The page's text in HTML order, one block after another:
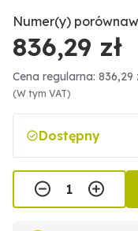
Numer(y)
836,29 zł
Cena regularna: 836,29
(W tym VAT)
Dostępny